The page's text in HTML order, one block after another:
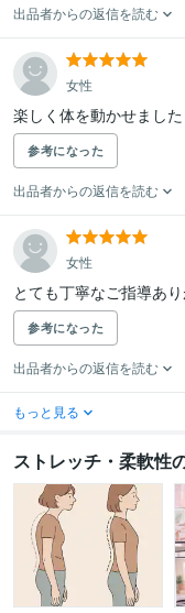
出品者からの返信を読む
女性
楽しく体を動かせまし
参考になった
出品者からの返信を読む
女性
とても丁寧なご指導あ
参考になった
出品者からの返信を読む
もっと見る
ストレッチ・柔軟性